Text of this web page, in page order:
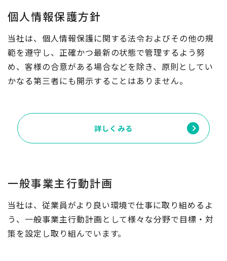
個人情報保護方針
当社は、個人情報保護に関する法令およびその他の規
範を遵守し、正確かつ最新の状態で管理するよう努
め、客様の合意がある場合などを除き、原則としてい
かなる第三者にも開示することはありません。
詳しくみる
一般事業主行動計画
当社は、従業員がより良い環境で仕事に取り組めるよ
う、一般事業主行動計画として様々な分野で目標・対
策を設定し取り組んでいます。